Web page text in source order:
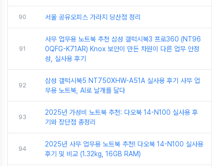
90 서울 공유오피스 가라지 당산점 정리
91
사무 업무용 노트북 추천 삼성 갤럭시북3 프로360 (NT96
0QFG-K71AR) Knox 보안이 만든 차원이 다른 업무 안정
성, 실사용 후기
92
삼성 갤럭시북5 NT750XHW-A51A 실사용 후기 사무 업
무용 노트북, AI로 날개를 달다
93
2025년 가성비 노트북 추천: 다오북 14-N100 실사용 후
기와 장단점 총정리
94
2025년 사무 업무용 노트북 추천! 다오북 14-N100 실사용
후기 및 비교 (1.32kg, 16GB RAM)